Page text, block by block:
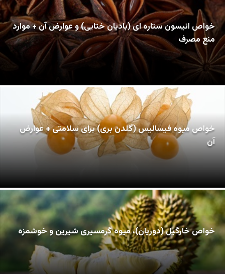
خواص انیسون ستاره ای (بادیان ختایی) و عوارض آن + موارد
منع مصرف
خواص میوه فیسالیس (گلدن بری) برای سلامتی + عوارض
آن
خواص خارگیل (دوریان)، میوه گرمسیری شیرین و خوشمزه